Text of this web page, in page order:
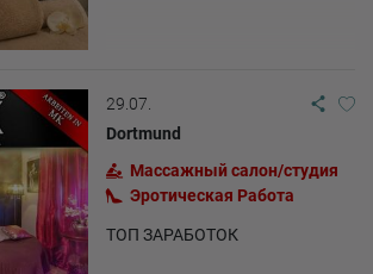
29.07.
Dortmund
Массажный салон/студия
Эротическая Pабота
ТОП ЗАРАБОТОК